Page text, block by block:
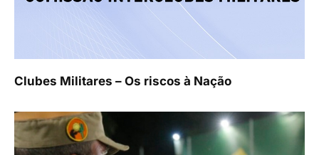
Clubes Militares – Os riscos à Nação